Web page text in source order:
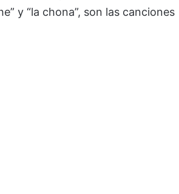
y “la chona”, son las canciones